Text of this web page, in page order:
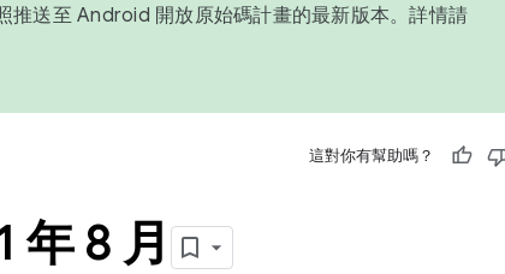
推送至 Android 開放原始碼計畫的最新版本。詳情請
這對你有幫助嗎？
年 8 月